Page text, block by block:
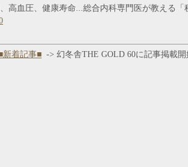
高血圧、健康寿命...総合内科専門医が教える「
新着記事■ -> 幻冬舎THE GOLD 60に記事掲載開